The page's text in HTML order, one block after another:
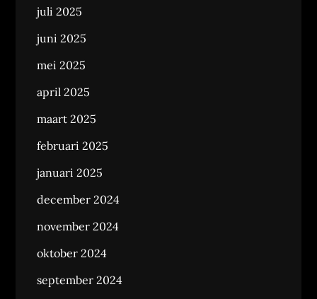
juli 2025
juni 2025
mei 2025
april 2025
maart 2025
februari 2025
januari 2025
december 2024
november 2024
oktober 2024
september 2024